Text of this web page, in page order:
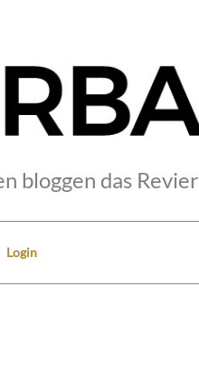
bloggen das Revier
Login